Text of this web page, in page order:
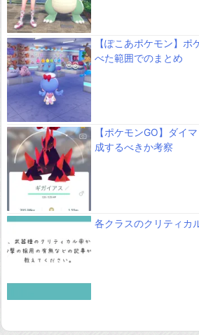
【ぽこあポケモン】
べた範囲でのまとめ
【ポケモンGO】ダイ
成するべきか考察
各クラスのクリティカ